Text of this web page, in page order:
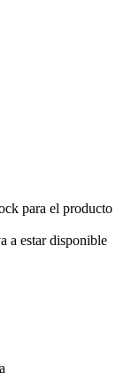
para el producto
a estar disponible